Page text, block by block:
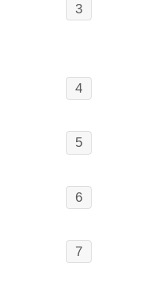
3
4
5
6
7